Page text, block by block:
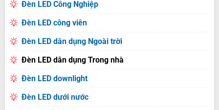
Đèn LED Công Nghiệp
Đèn LED công viên
Đèn LED dân dụng Ngoài trời
Đèn LED dân dụng Trong nhà
Đèn LED downlight
Đèn LED dưới nước